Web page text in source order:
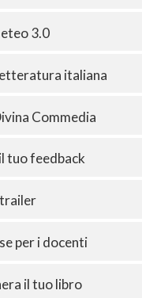
3.0
italiana
Commedia
tuo feedback
per i docenti
il tuo libro